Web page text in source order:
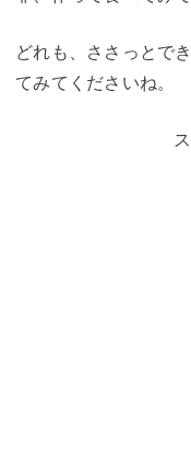
どれも、ささっとで
てみてくださいね。